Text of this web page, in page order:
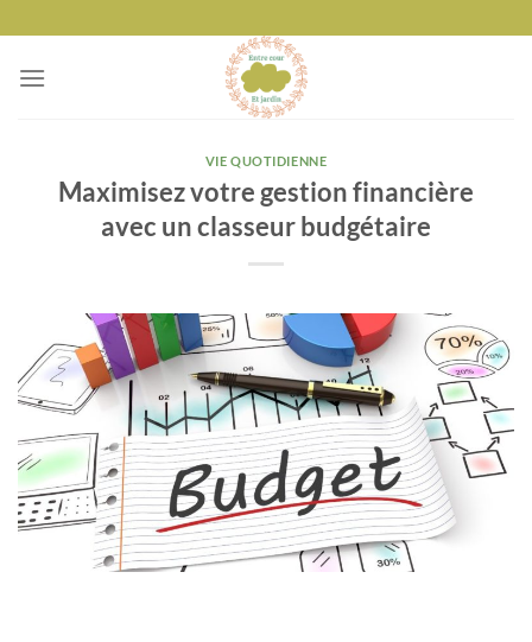
contenu
VIE QUOTIDIENNE
Maximisez votre gestion financière
avec un classeur budgétaire